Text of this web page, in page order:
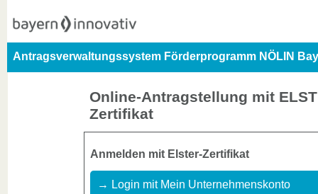
Antragsverwaltungssystem Förderprogramm NÖLIN
Online-Antragstellung mit
Zertifikat
Anmelden mit Elster-Zertifikat
→ Login mit Mein Unternehmenskonto